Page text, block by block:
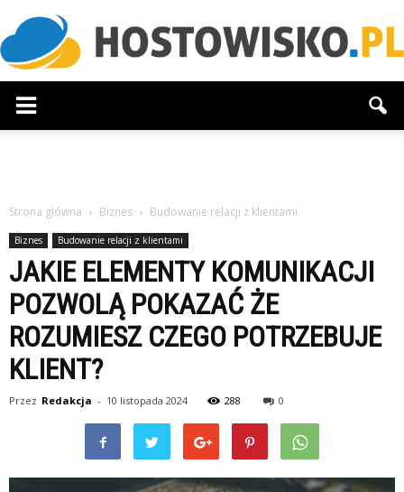
Strona główna Biznes Budowanie relacji z klientami
Biznes Budowanie relacji z klientami
JAKIE ELEMENTY KOMUNIKACJI
POZWOLĄ POKAZAĆ ŻE
ROZUMIESZ CZEGO POTRZEBUJE
KLIENT?
Przez Redakcja - 10 listopada 2024 288 0